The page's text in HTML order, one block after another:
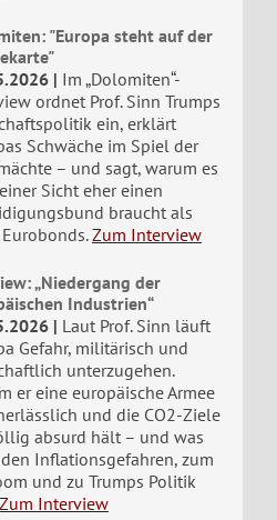
"Europa steht auf der
Im „Dolomiten“-
ordnet Prof. Sinn Trumps
ein, erklärt
Schwäche im Spiel der
– und sagt, warum es
Sicht eher einen
braucht als
Zum Interview
„Niedergang der
Industrien“
Laut Prof. Sinn läuft
Gefahr, militärisch und
unterzugehen.
er eine europäische Armee
und die CO2-Ziele
absurd hält – und was
Inflationsgefahren, zum
und zu Trumps Politik
Zum Interview